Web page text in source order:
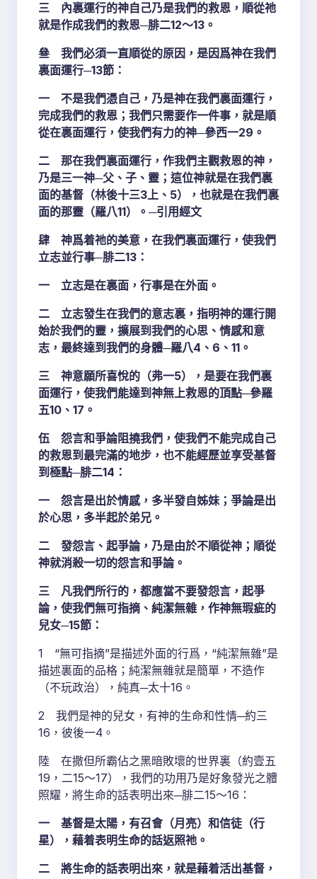
三 內裏運行的神自己乃是我們的救恩，順從祂
就是作成我們的救恩─腓二12～13。
叄 我們必須一直順從的原因，是因爲神在我們
裏面運行─13節：
一 不是我們憑自己，乃是神在我們裏面運行，
完成我們的救恩；我們只需要作一件事，就是順
從在裏面運行，使我們有力的神─參西一29。
二 那在我們裏面運行，作我們主觀救恩的神，
乃是三一神─父、子、靈；這位神就是在我們裏
面的基督（林後十三3上、5），也就是在我們裏
面的那靈（羅八11）。─引用經文
肆 神爲着祂的美意，在我們裏面運行，使我們
立志並行事─腓二13：
一 立志是在裏面，行事是在外面。
二 立志發生在我們的意志裏，指明神的運行開
始於我們的靈，擴展到我們的心思、情感和意
志，最終達到我們的身體─羅八4、6、11。
三 神意願所喜悅的（弗一5），是要在我們裏
面運行，使我們能達到神無上救恩的頂點─參羅
五10、17。
伍 怨言和爭論阻撓我們，使我們不能完成自己
的救恩到最完滿的地步，也不能經歷並享受基督
到極點─腓二14：
一 怨言是出於情感，多半發自姊妹；爭論是出
於心思，多半起於弟兄。
二 發怨言、起爭論，乃是由於不順從神；順從
神就消殺一切的怨言和爭論。
三 凡我們所行的，都應當不要發怨言，起爭
論，使我們無可指摘、純潔無雜，作神無瑕疵的
兒女─15節：
1 “無可指摘”是描述外面的行爲，“純潔無雜”是
描述裏面的品格；純潔無雜就是簡單，不造作
（不玩政治），純真─太十16。
2 我們是神的兒女，有神的生命和性情─約三
16，彼後一4。
陸 在撒但所霸佔之黑暗敗壞的世界裏（約壹五
19，二15～17），我們的功用乃是好象發光之體
照耀，將生命的話表明出來─腓二15～16：
一 基督是太陽，有召會（月亮）和信徒（行
星），藉着表明生命的話返照祂。
二 將生命的話表明出來，就是藉着活出基督，